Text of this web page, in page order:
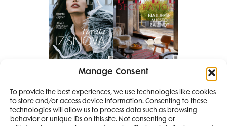
Manage Consent
To provide the best experiences, we use technologies like cookies
to store and/or access device information. Consenting to these
technologies will allow us to process data such as browsing
behavior or unique IDs on this site. Not consenting or
Pretplati se na časopis
PRETPLATITE SE
SMANJI